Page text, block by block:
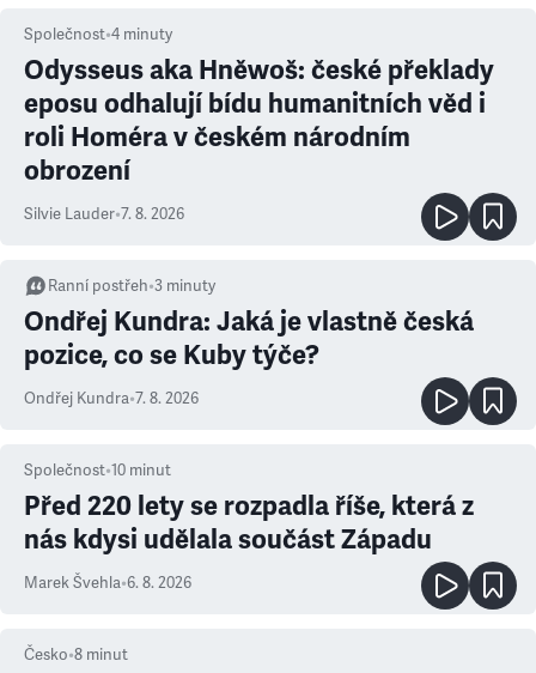
Společnost•4 minuty
Odysseus aka Hněwoš: české překlady
eposu odhalují bídu humanitních věd i
roli Homéra v českém národním
obrození
Silvie Lauder•7. 8. 2026
Ranní postřeh•3 minuty
Ondřej Kundra: Jaká je vlastně česká
pozice, co se Kuby týče?
Ondřej Kundra•7. 8. 2026
Společnost•10 minut
Před 220 lety se rozpadla říše, která z
nás kdysi udělala součást Západu
Marek Švehla•6. 8. 2026
Česko•8 minut